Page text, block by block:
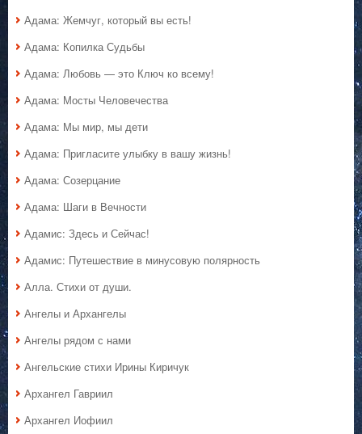
Адама: Жемчуг, который вы есть!
Адама: Копилка Судьбы
Адама: Любовь — это Ключ ко всему!
Адама: Мосты Человечества
Адама: Мы мир, мы дети
Адама: Пригласите улыбку в вашу жизнь!
Адама: Созерцание
Адама: Шаги в Вечности
Адамис: Здесь и Сейчас!
Адамис: Путешествие в минусовую полярность
Алла. Стихи от души.
Ангелы и Архангелы
Ангелы рядом с нами
Ангельские стихи Ирины Киричук
Архангел Гавриил
Архангел Иофиил